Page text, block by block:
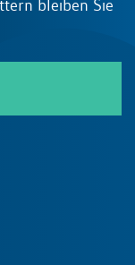
bleiben Sie